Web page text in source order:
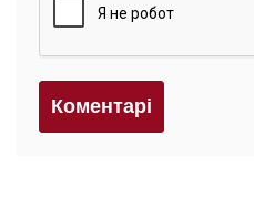
Коментарi